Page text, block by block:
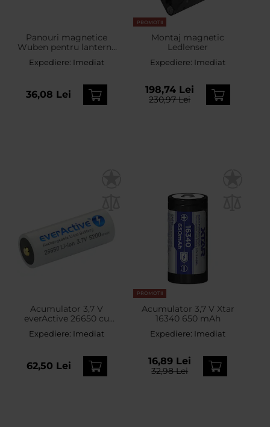
Panouri magnetice
Wuben pentru lanternă
E8 - Blue
Expediere: Imediat
36,08 Lei
PROMOTII
Montaj magnetic
Ledlenser
Expediere: Imediat
198,74 Lei
230,97 Lei
Acumulator 3,7 V
everActive 26650 cu
siguranță - 5200 mAh
Expediere: Imediat
62,50 Lei
PROMOTII
Acumulator 3,7 V Xtar
16340 650 mAh
Expediere: Imediat
16,89 Lei
32,98 Lei